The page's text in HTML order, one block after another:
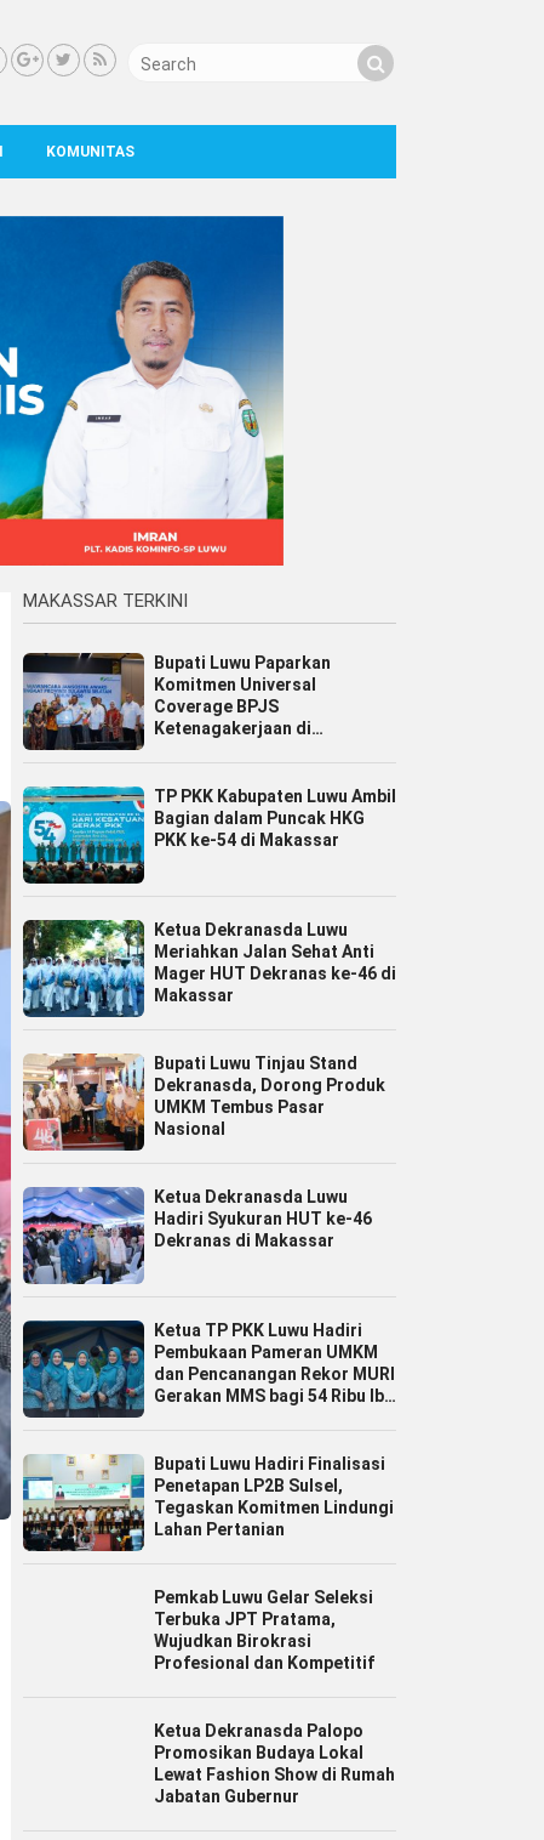
KOMUNITAS
MAKASSAR TERKINI
Bupati Luwu Paparkan
Komitmen Universal
Coverage BPJS
Ketenagakerjaan di
TP PKK Kabupaten Luwu Ambil
Bagian dalam Puncak HKG
PKK ke-54 di Makassar
Ketua Dekranasda Luwu
Meriahkan Jalan Sehat Anti
Mager HUT Dekranas ke-46 di
Makassar
Bupati Luwu Tinjau Stand
Dekranasda, Dorong Produk
UMKM Tembus Pasar
Nasional
Ketua Dekranasda Luwu
Hadiri Syukuran HUT ke-46
Dekranas di Makassar
Ketua TP PKK Luwu Hadiri
Pembukaan Pameran UMKM
dan Pencanangan Rekor MURI
Gerakan MMS bagi 54 Ribu Ibu
Bupati Luwu Hadiri Finalisasi
Penetapan LP2B Sulsel,
Tegaskan Komitmen Lindungi
Lahan Pertanian
Pemkab Luwu Gelar Seleksi
Terbuka JPT Pratama,
Wujudkan Birokrasi
Profesional dan Kompetitif
Ketua Dekranasda Palopo
Promosikan Budaya Lokal
Lewat Fashion Show di Rumah
Jabatan Gubernur